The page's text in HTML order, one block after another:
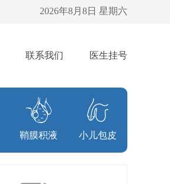
2026年8月8日 星期六
联系我们 医生挂号
鞘膜积液 小儿包皮